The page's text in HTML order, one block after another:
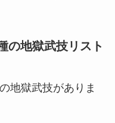
の地獄武技リスト
地獄武技がありま